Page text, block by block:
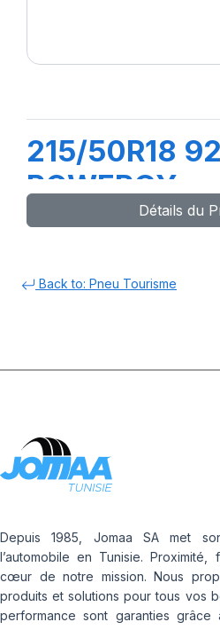
215/50R18
POWERGY
Détails du
Back to: Pneu Tourisme
Depuis 1985, Jomaa SA met
l’automobile en Tunisie.
cœur de notre mission. Nous
produits et solutions pour tous vos
performance sont garanties